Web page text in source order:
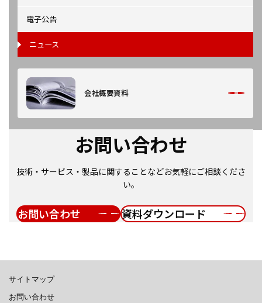
電子公告
ニュース
会社概要資料
お問い合わせ
技術・サービス・製品に関することなどお気軽にご相談くださ
い。
お問い合わせ 資料ダウンロード
サイトマップ
お問い合わせ